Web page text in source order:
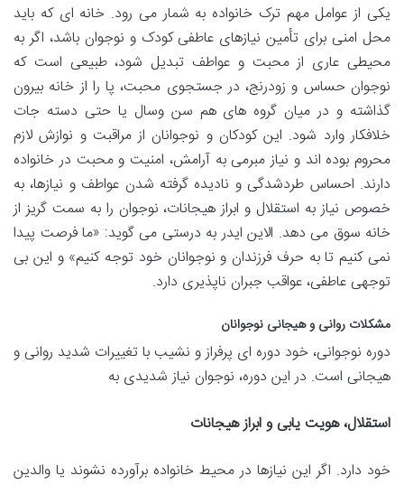
یکی از عوامل مهم ترک خانواده به شمار می رود. خانه ای که باید
محل امنی برای تأمین نیازهای عاطفی کودک و نوجوان باشد، اگر به
محیطی عاری از محبت و عواطف تبدیل شود، طبیعی است که
نوجوان حساس و زودرنج، در جستجوی محبت، پا را از خانه بیرون
گذاشته و در میان گروه های هم سن وسال یا حتی دسته جات
خلافکار وارد شود. این کودکان و نوجوانان از مراقبت و نوازش لازم
محروم بوده اند و نیاز مبرمی به آرامش، امنیت و محبت در خانواده
دارند. احساس طردشدگی و نادیده گرفته شدن عواطف و نیازها، به
خصوص نیاز به استقلال و ابراز هیجانات، نوجوان را به سمت گریز از
خانه سوق می دهد. الاین ایدر به درستی می گوید: «ما فرصت پیدا
نمی کنیم تا به حرف فرزندان و نوجوانان خود توجه کنیم» و این بی
توجهی عاطفی، عواقب جبران ناپذیری دارد.
مشکلات روانی و هیجانی نوجوانان
دوره نوجوانی، خود دوره ای پرفراز و نشیب با تغییرات شدید روانی و
هیجانی است. در این دوره، نوجوان نیاز شدیدی به
استقلال، هویت یابی و ابراز هیجانات
خود دارد. اگر این نیازها در محیط خانواده برآورده نشوند یا والدین